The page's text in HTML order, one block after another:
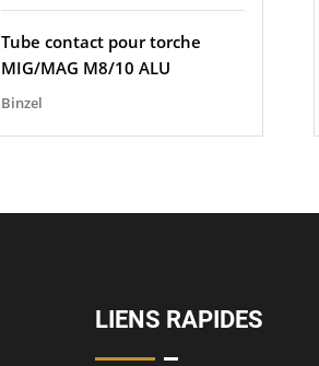
Tube contact pour torche
MIG/MAG M8/10 ALU
Binzel
LIENS RAPIDES